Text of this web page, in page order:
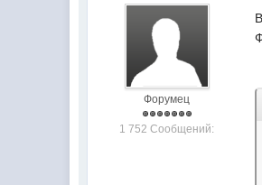
Форумец
1 752 Сообщений: